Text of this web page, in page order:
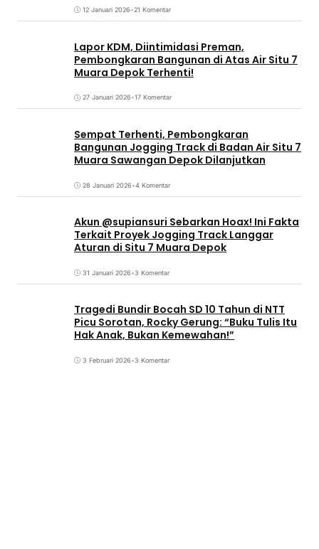
12 Januari 2026•21 Komentar
Lapor KDM, Diintimidasi Preman,
Pembongkaran Bangunan di Atas Air Situ 7
Muara Depok Terhenti!
27 Januari 2026•17 Komentar
Sempat Terhenti, Pembongkaran
Bangunan Jogging Track di Badan Air Situ 7
Muara Sawangan Depok Dilanjutkan
28 Januari 2026•4 Komentar
Akun @supiansuri Sebarkan Hoax! Ini Fakta
Terkait Proyek Jogging Track Langgar
Aturan di Situ 7 Muara Depok
31 Januari 2026•3 Komentar
Tragedi Bundir Bocah SD 10 Tahun di NTT
Picu Sorotan, Rocky Gerung: “Buku Tulis Itu
Hak Anak, Bukan Kemewahan!”
3 Februari 2026•3 Komentar